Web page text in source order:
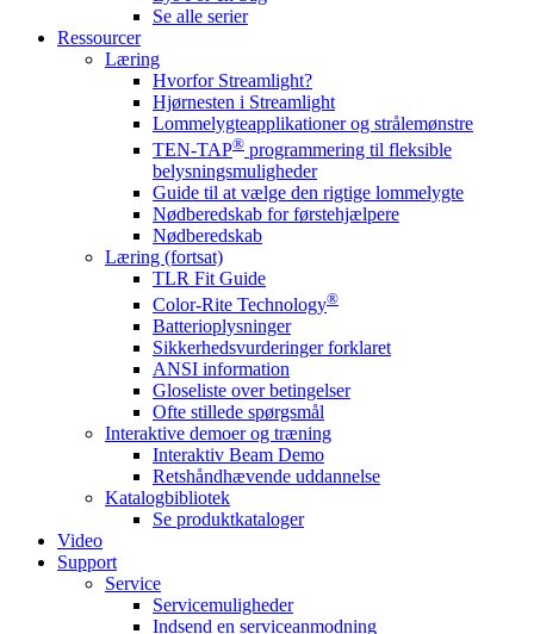
Se alle serier
Ressourcer
Læring
Hvorfor Streamlight?
Hjørnesten i Streamlight
Lommelygteapplikationer og strålemønstre
TEN-TAP® programmering til fleksible
belysningsmuligheder
Guide til at vælge den rigtige lommelygte
Nødberedskab for førstehjælpere
Nødberedskab
Læring (fortsat)
TLR Fit Guide
Color-Rite Technology®
Batterioplysninger
Sikkerhedsvurderinger forklaret
ANSI information
Gloseliste over betingelser
Ofte stillede spørgsmål
Interaktive demoer og træning
Interaktiv Beam Demo
Retshåndhævende uddannelse
Katalogbibliotek
Se produktkataloger
Video
Support
Service
Servicemuligheder
Indsend en serviceanmodning